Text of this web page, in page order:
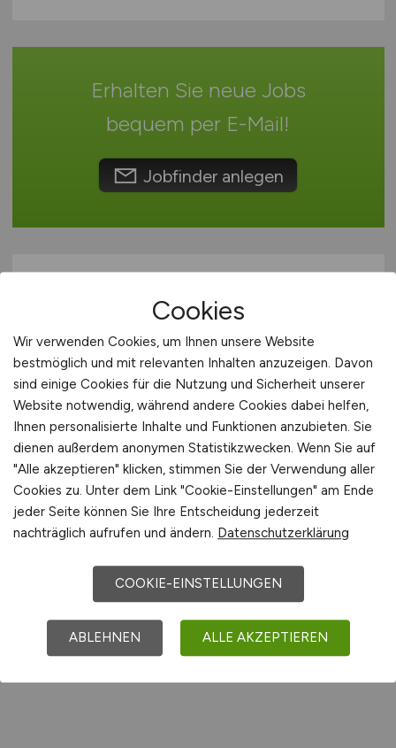
Schweiz
International
Erhalten Sie neue Jobs
bequem per E-Mail!
Jobfinder anlegen
Maschinen- und Anlagenführer
Lebensmittelproduktion(m/w/d)
in der Metropolregion Hamburg
jobnext24 GmbH
vor 5 Tagen
Cookies
Wir verwenden Cookies, um Ihnen unsere Website
bestmöglich und mit relevanten Inhalten anzuzeigen. Davon
sind einige Cookies für die Nutzung und Sicherheit unserer
Website notwendig, während andere Cookies dabei helfen,
Ihnen personalisierte Inhalte und Funktionen anzubieten. Sie
dienen außerdem anonymen Statistikzwecken. Wenn Sie auf
"Alle akzeptieren" klicken, stimmen Sie der Verwendung aller
Cookies zu. Unter dem Link "Cookie-Einstellungen" am Ende
jeder Seite können Sie Ihre Entscheidung jederzeit
nachträglich aufrufen und ändern. Datenschutzerklärung
COOKIE-EINSTELLUNGEN
ABLEHNEN ALLE AKZEPTIEREN